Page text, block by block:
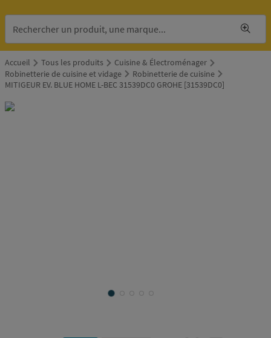
Accueil Tous les produits
Cuisine & Électroménager
Robinetterie de cuisine et vidage
Robinetterie de cuisine
MITIGEUR EV. BLUE HOME L-BEC 31539DC0 GROHE [31539DC0]